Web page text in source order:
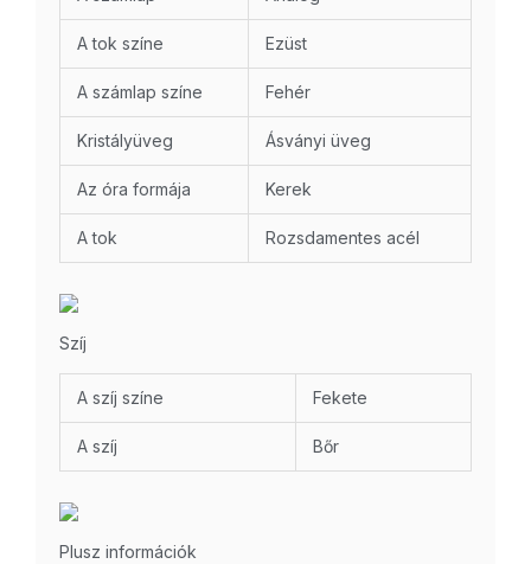
A tok színe Ezüst
A számlap színe Fehér
Kristályüveg Ásványi üveg
Az óra formája Kerek
A tok Rozsdamentes acél
Szíj
A szíj színe Fekete
A szíj Bőr
Plusz információk